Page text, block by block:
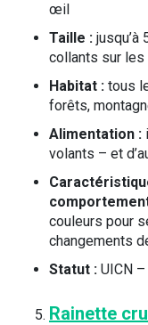
œil
Taille :
collants sur
Habitat : tous
forêts,
Alimentation :
volants – et
couleurs pour
changements
Statut : UICN
Rainette